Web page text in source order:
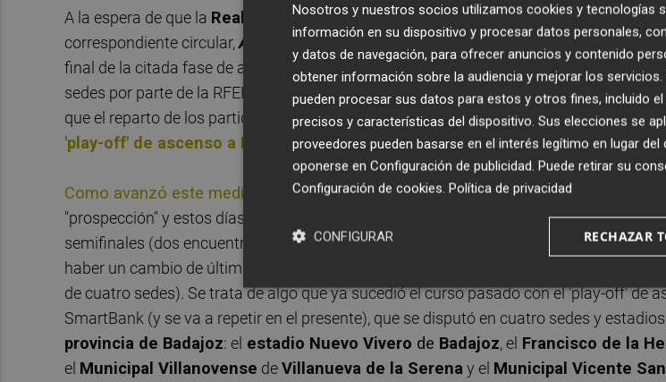
A la espera de que la Real Federación Española de Fútbol (RFEF) lo haga oficial
correspondiente circular,Alicante Plazapuede adelantar que el equipo blanquiazul
final de la citada fase de ascenso de alcanzarla. Lo anterior después de que no solo en
sedes por parte de la RFEF haya primado el criterio del aforo,tal y como desveló
que el reparto de los partidos entre ellas se vaya a regir por ese mismo criterio, al
'play-off' de ascenso a LaLiga SmartBank.
Como avanzó este medio hace una semana, habrá cinco sedes (la RFEF finalizó
"prospección" y estos días sus técnicos hacen trabajo de campo para perfilar
semifinales (dos encuentros por sede), mientras que las finales se repartirán entre
haber un cambio de última hora, pues la
de cuatro sedes). Se trata de algo que ya sucedió el curso pasado con el 'play-off' de
SmartBank (y se va a repetir en el presente), que se disputó en cuatro sedes y
provincia de Badajoz: el estadio Nuevo Vivero de Badajoz, el Francisco de la
el Municipal Villanovense deVillanueva de la Serena y el Municipal Vicente
Nosotros y nuestros socios utilizamos cookies y tecnologías
información en su dispositivo y procesar datos personales,
y datos de navegación, para ofrecer anuncios y contenido
obtener información sobre la audiencia y mejorar los servicios.
pueden procesar sus datos para estos y otros fines, incluido
precisos y características del dispositivo. Sus elecciones se
proveedores pueden basarse en el interés legítimo en lugar
oponerse en Configuración de publicidad. Puede retirar su
Configuración de cookies. Política de privacidad
RECHAZAR
CONFIGURAR